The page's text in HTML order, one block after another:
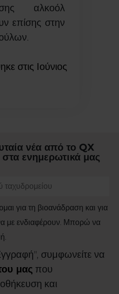
αλκοόλ
επίσης στην
στις Ιούνιος
νέα από το QX
ενημερωτικά μας
για τη βιοανάδραση και για
με ενδιαφέρουν. Μπορώ να
συμφωνείτε να
μας που
και